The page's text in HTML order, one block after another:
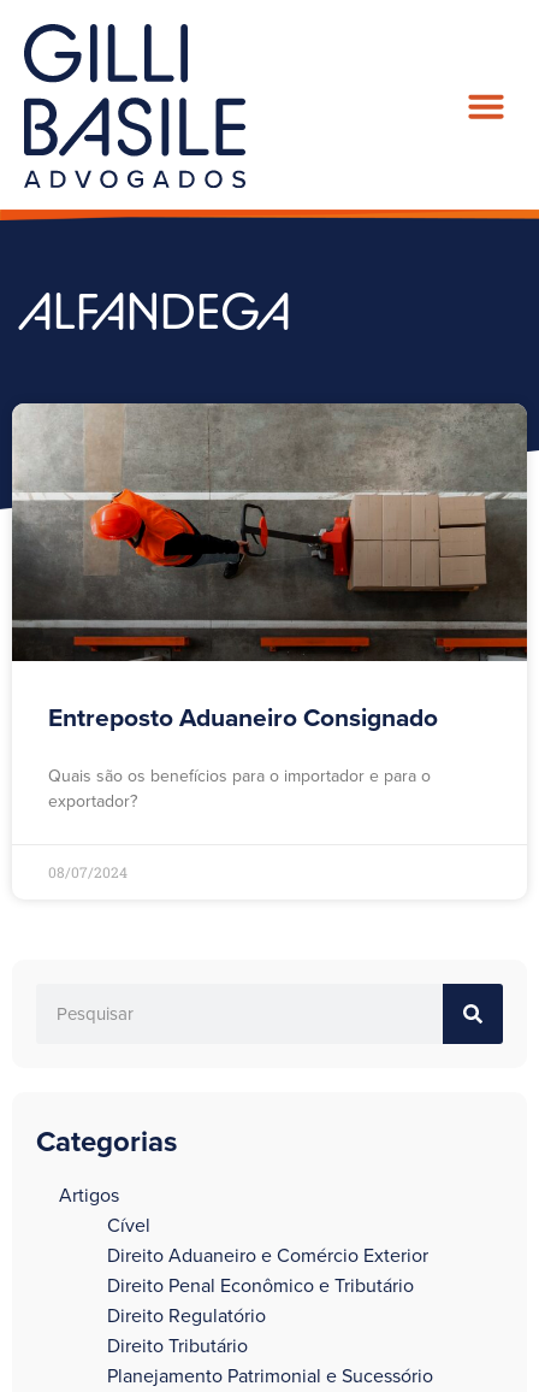
ALFANDEGA
Entreposto Aduaneiro Consignado
Quais são os benefícios para o importador e para o
exportador?
08/07/2024
Categorias
Artigos
Cível
Direito Aduaneiro e Comércio Exterior
Direito Penal Econômico e Tributário
Direito Regulatório
Direito Tributário
Planejamento Patrimonial e Sucessório